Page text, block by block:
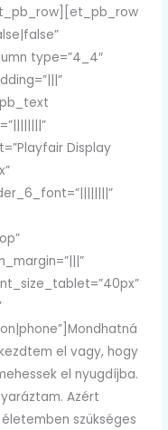
type=”4_4″
Display
el vagy, hogy
el nyugdíjba.
Azért
szükséges